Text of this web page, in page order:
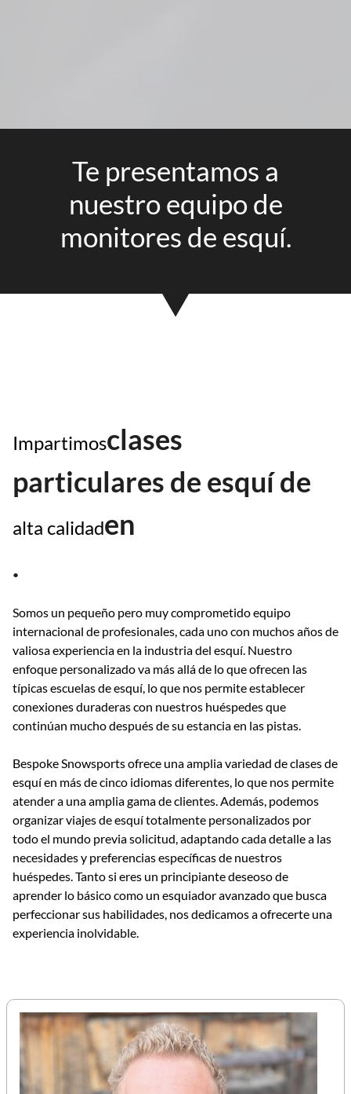
Te presentamos a
nuestro equipo de
monitores de esquí.
Impartimosclases
particulares de esquí de
alta calidaden
.
Somos un pequeño pero muy comprometido equipo
internacional de profesionales, cada uno con muchos años de
valiosa experiencia en la industria del esquí. Nuestro
enfoque personalizado va más allá de lo que ofrecen las
típicas escuelas de esquí, lo que nos permite establecer
conexiones duraderas con nuestros huéspedes que
continúan mucho después de su estancia en las pistas.
Bespoke Snowsports ofrece una amplia variedad de clases de
esquí en más de cinco idiomas diferentes, lo que nos permite
atender a una amplia gama de clientes. Además, podemos
organizar viajes de esquí totalmente personalizados por
todo el mundo previa solicitud, adaptando cada detalle a las
necesidades y preferencias específicas de nuestros
huéspedes. Tanto si eres un principiante deseoso de
aprender lo básico como un esquiador avanzado que busca
perfeccionar sus habilidades, nos dedicamos a ofrecerte una
experiencia inolvidable.